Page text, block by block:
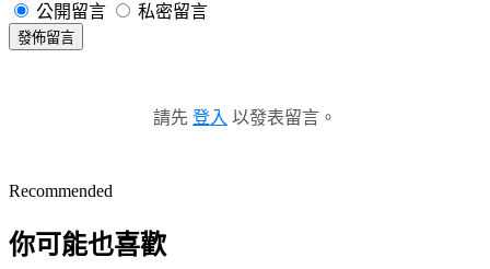
公開留言 私密留言
發佈留言
請先 登入 以發表留言。
Recommended
你可能也喜歡